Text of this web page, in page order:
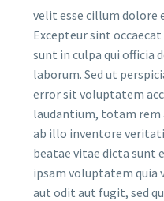
velit esse cillum dolore
Excepteur sint
sunt in culpa qui officia
laborum. Sed ut
error sit voluptatem
laudantium, totam rem
ab illo inventore
beatae vitae dicta sunt
ipsam voluptatem quia
aut odit aut fugit, sed